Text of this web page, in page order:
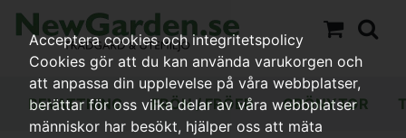
BEVATTNING FRÖN / FRÖER GRÖNYTOR
Acceptera cookies och integritetspolicy
Cookies gör att du kan använda varukorgen och
att anpassa din upplevelse på våra webbplatser,
berättar för oss vilka delar av våra webbplatser
människor har besökt, hjälper oss att mäta